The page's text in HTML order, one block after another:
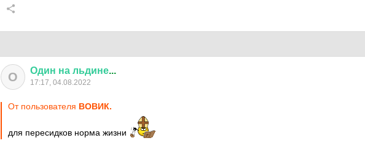
О Один на льдине...
17:17, 04.08.2022
От пользователя ВОВИК.
для пересидков норма жизни